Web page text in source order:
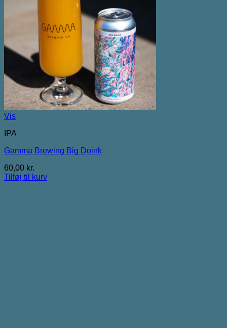
Vis
IPA
Gamma Brewing Big Doink
60,00 kr.
Tilføj til kurv